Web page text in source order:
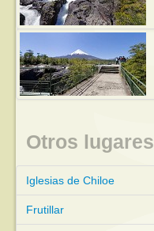
Otros lugares
Iglesias de Chiloe
Frutillar